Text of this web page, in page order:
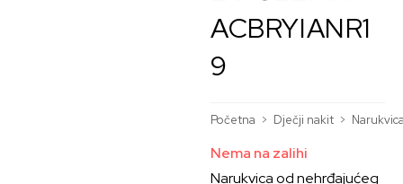
ACBRYIANR1
9
Početna > Dječji nakit >
Nema na zalihi
Narukvica od nehrđajućeg